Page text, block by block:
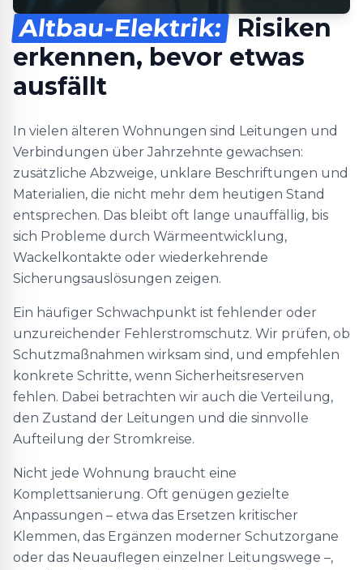
Altbau-Elektrik: Risiken
erkennen, bevor etwas
ausfällt
In vielen älteren Wohnungen sind Leitungen und
Verbindungen über Jahrzehnte gewachsen:
zusätzliche Abzweige, unklare Beschriftungen und
Materialien, die nicht mehr dem heutigen Stand
entsprechen. Das bleibt oft lange unauffällig, bis
sich Probleme durch Wärmeentwicklung,
Wackelkontakte oder wiederkehrende
Sicherungsauslösungen zeigen.
Ein häufiger Schwachpunkt ist fehlender oder
unzureichender Fehlerstromschutz. Wir prüfen, ob
Schutzmaßnahmen wirksam sind, und empfehlen
konkrete Schritte, wenn Sicherheitsreserven
fehlen. Dabei betrachten wir auch die Verteilung,
den Zustand der Leitungen und die sinnvolle
Aufteilung der Stromkreise.
Nicht jede Wohnung braucht eine
Komplettsanierung. Oft genügen gezielte
Anpassungen – etwa das Ersetzen kritischer
Klemmen, das Ergänzen moderner Schutzorgane
oder das Neuauflegen einzelner Leitungswege –,